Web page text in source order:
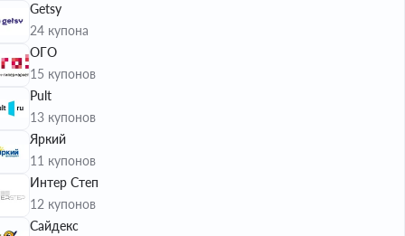
Getsy
24 купона
ОГО
15 купонов
Pult
13 купонов
Яркий
11 купонов
Интер Степ
12 купонов
Сайдекс